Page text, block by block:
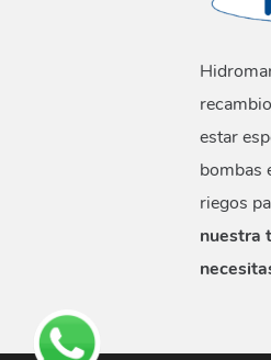
estar
bombas
riegos
nuestra